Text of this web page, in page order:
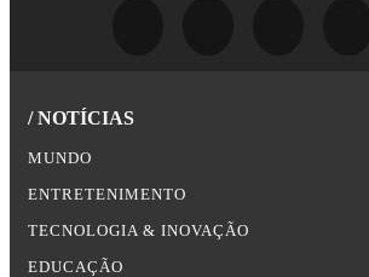
/ NOTÍCIAS
MUNDO
ENTRETENIMENTO
TECNOLOGIA & INOVAÇÃO
EDUCAÇÃO